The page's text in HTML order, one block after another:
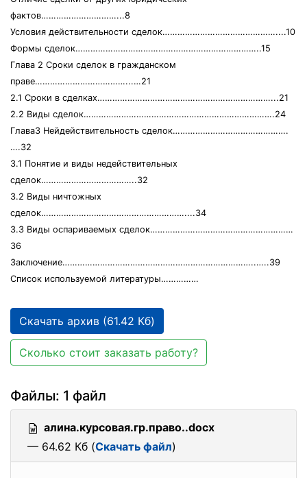
фактов…………………………...8
Условия действительности сделок………………………………………....10
Формы сделок………………………………………………………………..15
Глава 2 Сроки сделок в гражданском
праве………………………………...…21
2.1 Сроки в сделках……………………………………………………………...21
2.2 Виды сделок………………………………………………………………….24
Глава3 Нейдействительность сделок……………………………………….
….32
3.1 Понятие и виды недействительных
сделок………………………………..32
3.2 Виды ничтожных
сделок…………………………………………………....34
3.3 Виды оспариваемых сделок…………………………………………………
36
Заключение…………………………………………………………………..…..39
Список используемой литературы……………
Скачать архив (61.42 Кб)
Сколько стоит заказать работу?
Файлы: 1 файл
алина.курсовая.гр.право..docx
— 64.62 Кб (Скачать файл)